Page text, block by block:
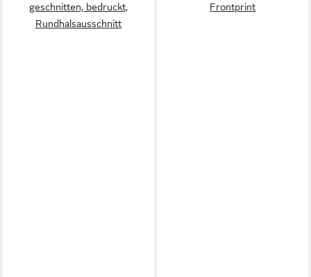
geschnitten, bedruckt,
Rundhalsausschnitt
Frontprint